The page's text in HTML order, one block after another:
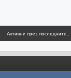
Активни през последните...